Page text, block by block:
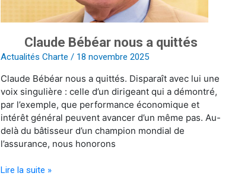
Claude Bébéar nous a quittés
Actualités Charte / 18 novembre 2025
Claude Bébéar nous a quittés. Disparaît avec lui une
voix singulière : celle d’un dirigeant qui a démontré,
par l’exemple, que performance économique et
intérêt général peuvent avancer d’un même pas. Au-
delà du bâtisseur d’un champion mondial de
l’assurance, nous honorons
Lire la suite »